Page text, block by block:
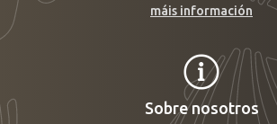
máis información
Sobre nosotros